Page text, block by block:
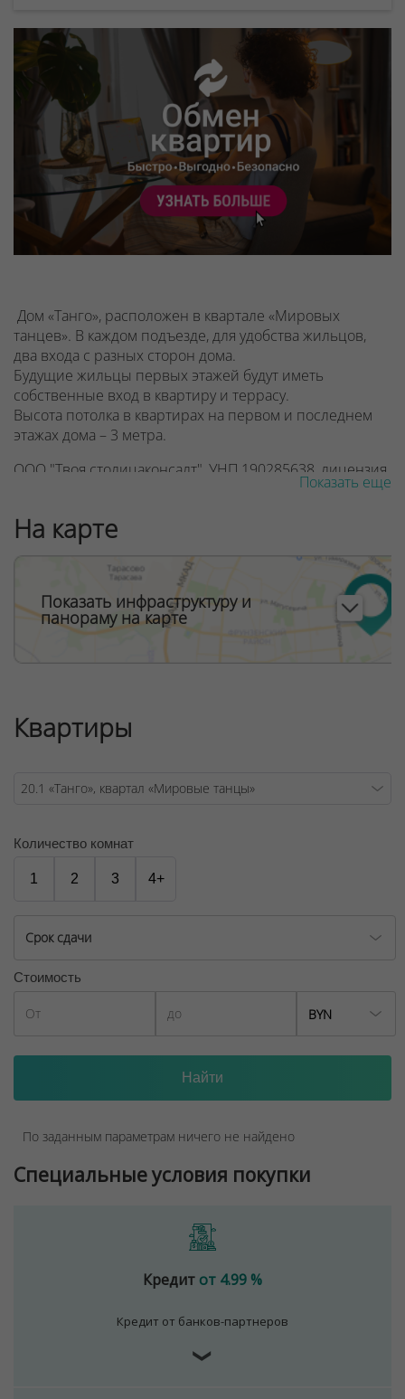
Дом «Танго», расположен в квартале «Мировых
танцев». В каждом подъезде, для удобства жильцов,
два входа с разных сторон дома.
Будущие жильцы первых этажей будут иметь
собственные вход в квартиру и террасу.
Высота потолка в квартирах на первом и последнем
этажах дома – 3 метра.
ООО "Твоя столицаконсалт", УНП 190285638, лицензия
Договор на оказание риэлтерских услуг № 447/6, от
04.09.2025
Показать еще
На карте
Показать инфраструктуру и
панораму на карте
Квартиры
Количество комнат
1 2 3 4+
Срок сдачи
Стоимость
BYN
По заданным параметрам ничего не найдено
Специальные условия покупки
Кредит от 4.99 %
Кредит от банков-партнеров
❯